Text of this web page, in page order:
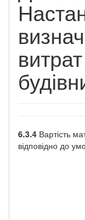
6.3.4 Вартість
відповідно до